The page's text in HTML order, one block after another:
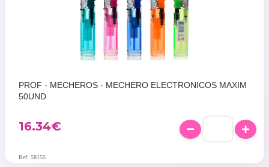
PROF - MECHEROS - MECHERO ELECTRONICOS MAXIM
50UND
16.34€
Ref: 58155